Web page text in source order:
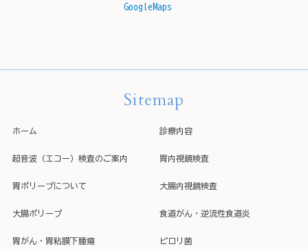
GoogleMaps
Sitemap
ホーム 診療内容
超音波（エコー）検査のご案内 胃内視鏡検査
胃ポリープについて 大腸内視鏡検査
大腸ポリープ 食道がん・逆流性食道炎
胃がん・胃粘膜下腫瘍 ピロリ菌